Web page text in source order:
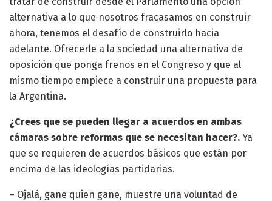
alternativa a lo que nosotros fracasamos en construir
ahora, tenemos el desafío de construirlo hacia
adelante. Ofrecerle a la sociedad una alternativa de
oposición que ponga frenos en el Congreso y que al
mismo tiempo empiece a construir una propuesta para
la Argentina.
¿Crees que se pueden llegar a acuerdos en ambas
cámaras sobre reformas que se necesitan hacer?. Ya
que se requieren de acuerdos básicos que están por
encima de las ideologías partidarias.
– Ojalá, gane quien gane, muestre una voluntad de